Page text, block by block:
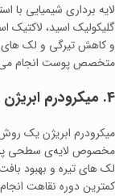
لایه‌ برداری شیمیایی
گلیکولیک اسید،
و کاهش تیرگی و لک‌
متخصص پوست انجام می‌
4. میکرودرم ابریژن
میکرودرم ابریژن یک
مخصوص لایه‌ی سطحی
لک‌ های تیره و بهبود
کمترین دوره نقاهت